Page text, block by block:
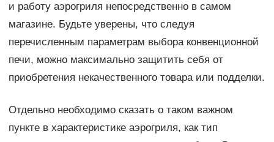
и работу аэрогриля непосредственно в самом
магазине. Будьте уверены, что следуя
перечисленным параметрам выбора конвенционной
печи, можно максимально защитить себя от
приобретения некачественного товара или подделки.
Отдельно необходимо сказать о таком важном
пункте в характеристике аэрогриля, как тип